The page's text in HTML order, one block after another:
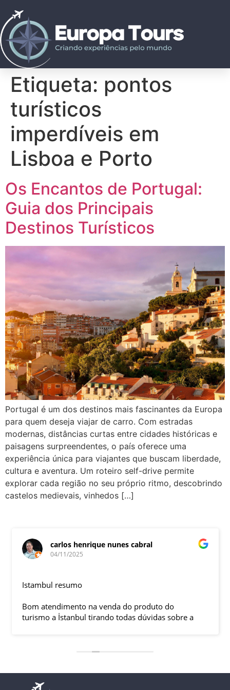
Etiqueta: pontos
turísticos
imperdíveis em
Lisboa e Porto
Os Encantos de Portugal:
Guia dos Principais
Destinos Turísticos
Portugal é um dos destinos mais fascinantes da Europa
para quem deseja viajar de carro. Com estradas
modernas, distâncias curtas entre cidades históricas e
paisagens surpreendentes, o país oferece uma
experiência única para viajantes que buscam liberdade,
cultura e aventura. Um roteiro self-drive permite
explorar cada região no seu próprio ritmo, descobrindo
castelos medievais, vinhedos […]
carlos henrique nunes cabral
04/11/2025
Istambul resumo
Bom atendimento na venda do produto do
turismo a İstanbul tirando todas dúvidas sobre a
ficaram em SP trabalhando. A associação dessa
LÍDER, garantiu o sucesso da viagem que foi, lá, em
grupo formado por brasileiros e com guia Turco, Sr